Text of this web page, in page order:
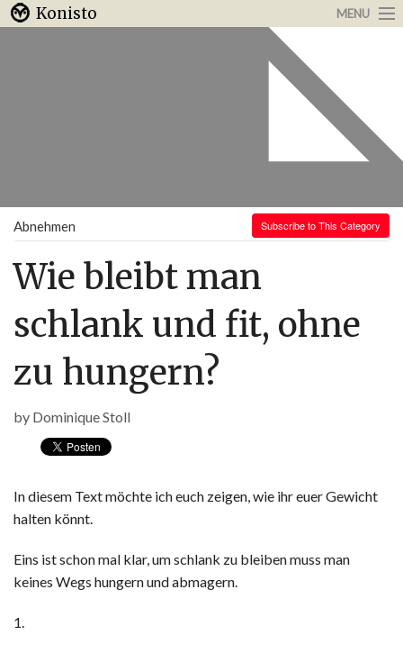
Konisto MENU
Abnehmen Subscribe to This Category
Wie bleibt man
schlank und fit, ohne
zu hungern?
by Dominique Stoll
In diesem Text möchte ich euch zeigen, wie ihr euer Gewicht
halten könnt.
Eins ist schon mal klar, um schlank zu bleiben muss man
keines Wegs hungern und abmagern.
1.